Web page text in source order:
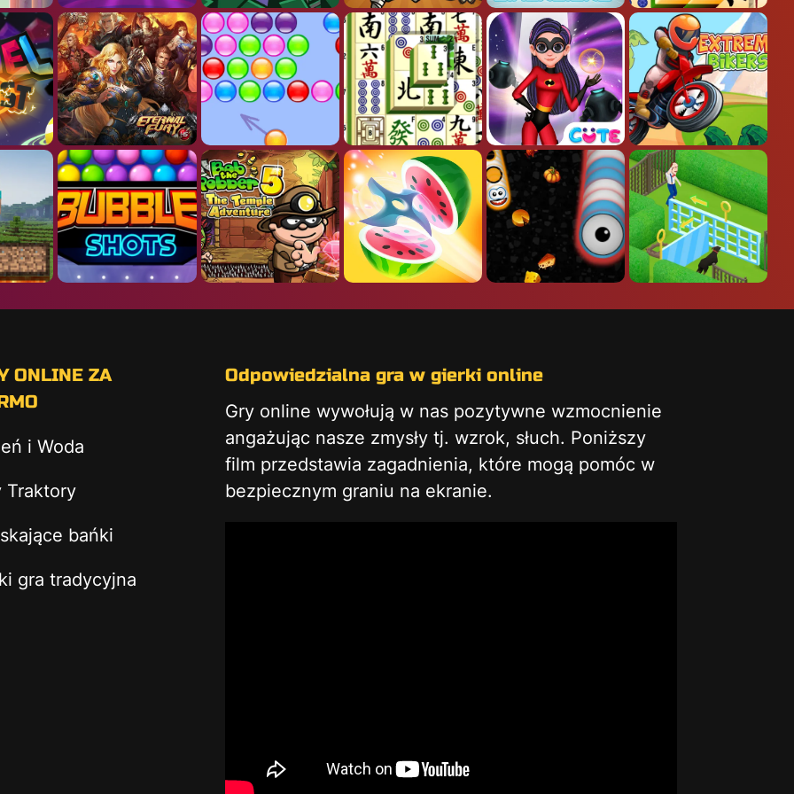
ONLINE ZA
i Woda
Traktory
bańki
gra tradycyjna
Odpowiedzialna gra w gierki online
Gry online wywołują w nas pozytywne wzmocnienie
angażując nasze zmysły tj. wzrok, słuch. Poniższy
film przedstawia zagadnienia, które mogą pomóc w
bezpiecznym graniu na ekranie.